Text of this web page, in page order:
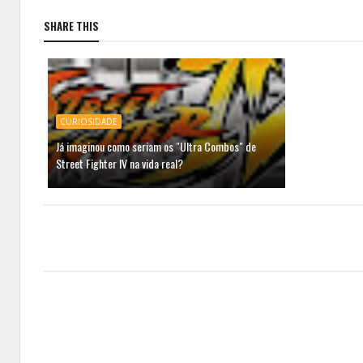
SHARE THIS
CURIOSIDADE
Já imaginou como seriam os "Ultra Combos" de
Street Fighter IV na vida real?